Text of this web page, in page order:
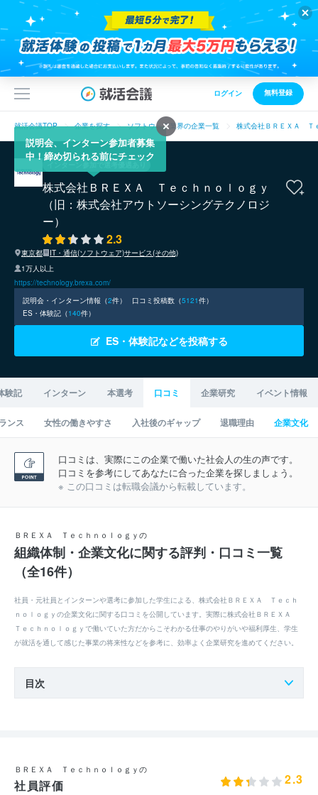
ログイン 無料登録
就活会議TOP 企業を探す ソフトウェア業界の企業一覧 株式会社ＢＲＥＸＡ Ｔ
インターン参加で選考優遇あり
株式会社ＢＲＥＸＡ Ｔｅｃｈｎｏｌｏｇｙ
（旧：株式会社アウトソーシングテクノロジ
ー）
2.3
東京都 IT・通信(ソフトウェア)サービス(その他)
1万人以上
https://technology.brexa.com/
説明会、インターン参加者募集
中！締め切られる前にチェック
説明会・インターン情報（2件） 口コミ投稿数（5121件）
ES・体験記（140件）
ES・体験記などを投稿する
験記 インターン 本選考 口コミ 企業研究 イベント情報
ンス 女性の働きやすさ 入社後のギャップ 退職理由 企業文化
口コミは、実際にこの企業で働いた社会人の生の声です。
口コミを参考にしてあなたに合った企業を探しましょう。
※ この口コミは転職会議から転載しています。
ＢＲＥＸＡ Ｔｅｃｈｎｏｌｏｇｙの
組織体制・企業文化に関する評判・口コミ一覧
（全16件）
社員・元社員とインターンや選考に参加した学生による、株式会社ＢＲＥＸＡ Ｔｅｃｈ
ｎｏｌｏｇｙの企業文化に関する口コミを公開しています。実際に株式会社ＢＲＥＸＡ
Ｔｅｃｈｎｏｌｏｇｙで働いていた方だからこそわかる仕事のやりがいや福利厚生、学生
が就活を通して感じた事業の将来性などを参考に、効率よく企業研究を進めてください。
目次
ＢＲＥＸＡ Ｔｅｃｈｎｏｌｏｇｙの
社員評価 2.3